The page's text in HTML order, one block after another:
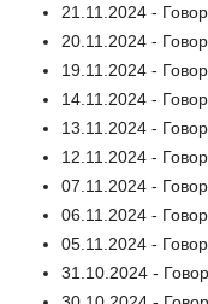
21.11.2024 -
20.11.2024 -
19.11.2024 -
14.11.2024 -
13.11.2024 -
12.11.2024 -
07.11.2024 -
06.11.2024 -
05.11.2024 -
31.10.2024 -